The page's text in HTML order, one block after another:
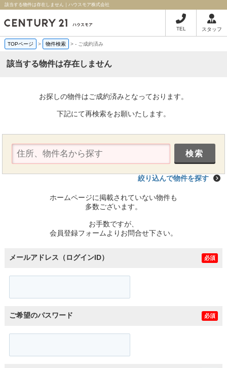
該当する物件は存在しません｜ハウスモア株式会社
TEL スタッフ
TOPページ > 物件検索 >- ご成約済み
該当する物件は存在しません
お探しの物件はご成約済みとなっております。
下記にて再検索をお願いたします。
絞り込んで物件を探す
ホームページに掲載されていない物件も
多数ございます。
お手数ですが、
会員登録フォームよりお問合せ下さい。
メールアドレス（ログインID） 必須
ご希望のパスワード 必須